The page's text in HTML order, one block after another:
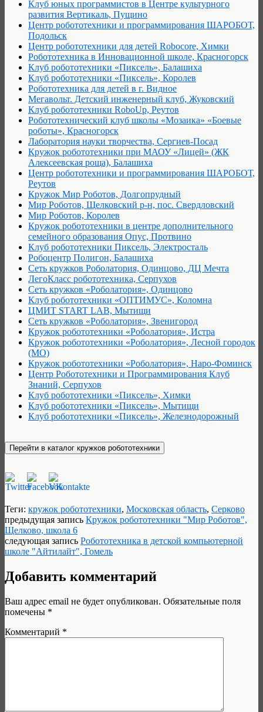
Клуб юных программистов в Центре культурного
развития Вертикаль, Пущино
Центр робототехники и программирования ШАРОБОТ,
Подольск
Центр робототехники для детей Robocore, Химки
Робототехника в Инновационной школе, Красногорск
Клуб робототехники «Пиксель», Балашиха
Клуб робототехники «Пиксель», Королев
Робототехника для детей в г. Видное
Мегавольт. Детский инженерный клуб, Жуковский
Клуб робототехники RoboUp, Реутов
Робототехнический клуб школы «Мозаика» «Боевые
роботы», Красногорск
Лаборатория науки творчества, Сергиев-Посад
Кружок робототехники при МАОУ «Лицей» (ЖК
Алексеевская роща), Балашиха
Центр робототехники и программирования ШАРОБОТ,
Реутов
Кружок Мир Роботов, Долгопрудный
Мир Роботов, Щелковский р-н, пос. Свердловский
Мир Роботов, Королев
Кружок робототехники в центре дополнительного
семейного образования Опус, Протвино
Клуб робототехники Пиксель, Электросталь
Робоцентр Полигон, Балашиха
Сеть кружков Роболатория, Одинцово, ДЦ Мечта
ЛегоКласс робототехника, Серпухов
Сеть кружков «Роболатория», Одинцово
Клуб робототехники «ОПТИМУС», Коломна
ЦМИТ START LAB, Мытищи
Сеть кружков «Роболатория», Звенигород
Кружок робототехники «Роболатория», Истра
Кружок робототехники «Роболатория», Лесной городок
(МО)
Кружок робототехники «Роболатория», Наро-Фоминск
Центр Робототехники и Программирования Клуб
Знаний, Серпухов
Клуб робототехники «Пиксель», Химки
Клуб робототехники «Пиксель», Мытищи
Клуб робототехники «Пиксель», Железнодорожный
Теги: кружок робототехники, Московская область, Серково
предыдущая запись Кружок робототехники "Мир Роботов",
Щелково, школа 6
следующая запись Робототехника в детской компьютерной
школе "Айтилайт", Гомель
Добавить комментарий
Ваш адрес email не будет опубликован. Обязательные поля
помечены *
Комментарий *